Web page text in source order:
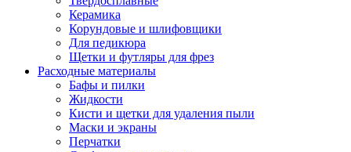
Керамика
Корундовые и шлифовщики
Для педикюра
Щетки и футляры для фрез
Расходные материалы
Бафы и пилки
Жидкости
Кисти и щетки для удаления пыли
Маски и экраны
Перчатки